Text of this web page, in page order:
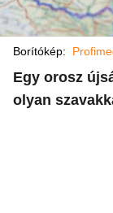
Borítókép:
Egy orosz
olyan